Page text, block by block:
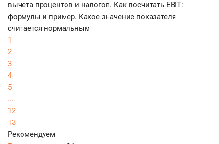
вычета процентов и налогов. Как посчитать EBIT:
формулы и пример. Какое значение показателя
считается нормальным
1
2
3
4
5
...
12
13
Рекомендуем